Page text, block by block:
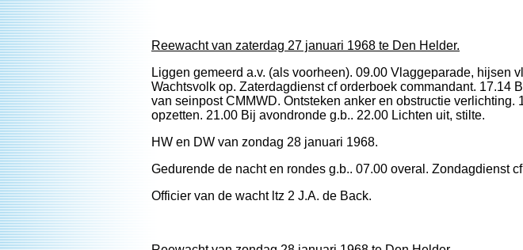
Reewacht van zaterdag 27 januari 1968 te Den Helder.
Liggen gemeerd a.v. (als voorheen). 09.00 Vlaggeparade, hijsen
Wachtsvolk op. Zaterdagdienst cf orderboek commandant. 17.14
van seinpost CMMWD. Ontsteken anker en obstructie verlichting.
opzetten. 21.00 Bij avondronde g.b.. 22.00 Lichten uit, stilte.
HW en DW van zondag 28 januari 1968.
Gedurende de nacht en rondes g.b.. 07.00 overal. Zondagdienst
Officier van de wacht ltz 2 J.A. de Back.